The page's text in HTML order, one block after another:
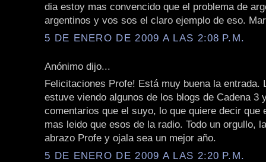
dia estoy mas convencido que el problema de
argentinos y vos sos el claro ejemplo de eso.
5 DE ENERO DE 2009 A LAS 2:08 P.M.
Anónimo dijo...
Felicitaciones Profe! Está muy buena la entrada.
estuve viendo algunos de los blogs de Cadena 3
comentarios que el suyo, lo que quiere decir que
mas leido que esos de la radio. Todo un orgullo,
abrazo Profe y ojala sea un mejor año.
5 DE ENERO DE 2009 A LAS 2:20 P.M.